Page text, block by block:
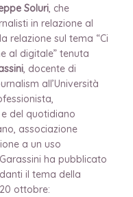
Soluri, che
in relazione al
relazione sul tema “Ci
al digitale” tenuta
, docente di
all’Università
del quotidiano
associazione
a un uso
ha pubblicato
il tema della
ottobre: